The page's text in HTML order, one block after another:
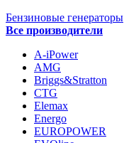
Бензиновые генераторы
Все производители
A-iPower
AMG
Briggs&Stratton
CTG
Elemax
Energo
EUROPOWER